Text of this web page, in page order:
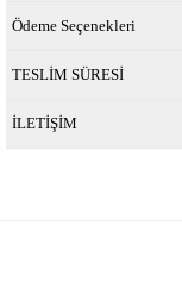
Ödeme Seçenekleri
TESLİM SÜRESİ
İLETİŞİM